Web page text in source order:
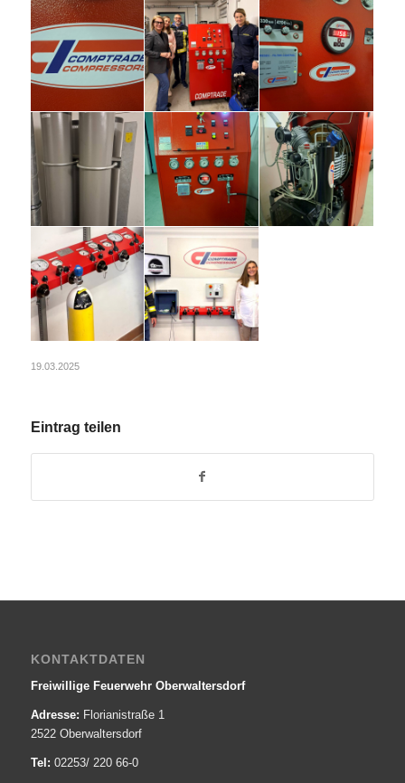
19.03.2025
Eintrag teilen
KONTAKTDATEN
Freiwillige Feuerwehr Oberwaltersdorf
Adresse: Florianistraße 1
2522 Oberwaltersdorf
Tel: 02253/ 220 66-0